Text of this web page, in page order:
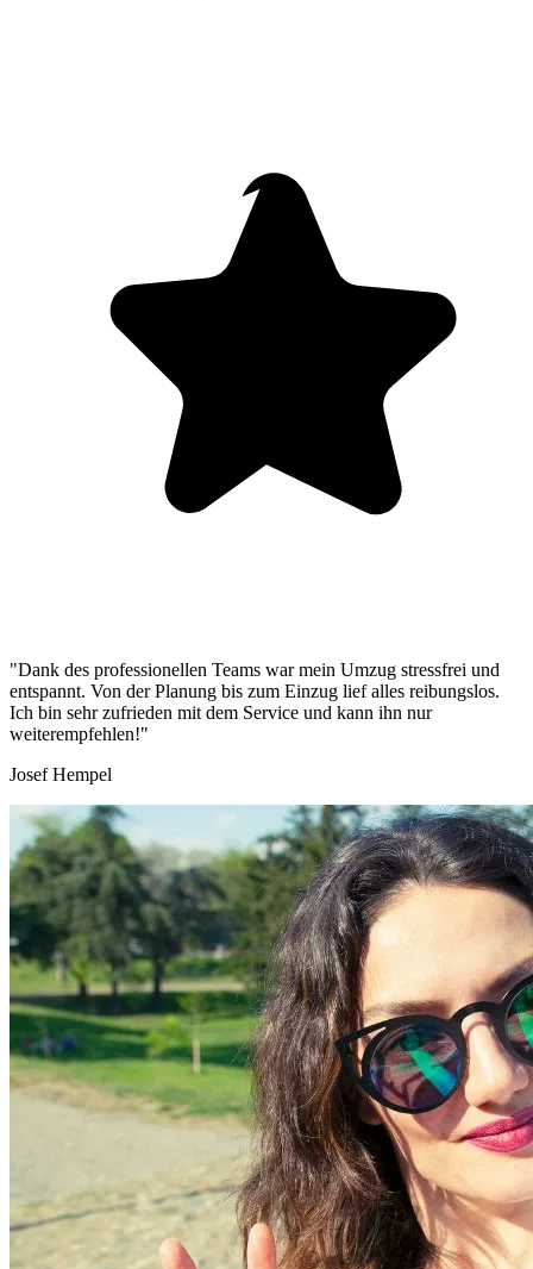
"Dank des professionellen Teams war mein Umzug stressfrei und
entspannt. Von der Planung bis zum Einzug lief alles reibungslos.
Ich bin sehr zufrieden mit dem Service und kann ihn nur
weiterempfehlen!"
Josef Hempel